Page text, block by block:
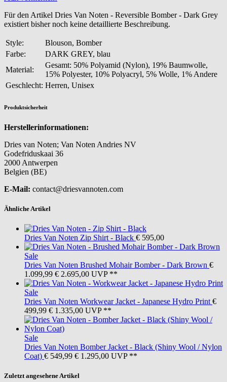
Für den Artikel Dries Van Noten - Reversible Bomber - Dark Grey
existiert bisher noch keine detaillierte Beschreibung.
Style:
Blouson, Bomber
Farbe:
DARK GREY, blau
Material:
Gesamt: 50% Polyamid (Nylon), 19% Baumwolle,
15% Polyester, 10% Polyacryl, 5% Wolle, 1% Andere
Geschlecht: Herren, Unisex
Produktsicherheit
Herstellerinformationen:
Dries van Noten; Van Noten Andries NV
Godefriduskaai 36
2000 Antwerpen
Belgien (BE)
E-Mail: contact@driesvannoten.com
Ähnliche Artikel
Dries Van Noten Zip Shirt - Black € 595,00
Sale
Dries Van Noten Brushed Mohair Bomber - Dark Brown €
1.099,99 € 2.695,00 UVP **
Sale
Dries Van Noten Workwear Jacket - Japanese Hydro Print €
499,99 € 1.335,00 UVP **
Sale
Dries Van Noten Bomber Jacket - Black (Shiny Wool / Nylon
Coat) € 549,99 € 1.295,00 UVP **
Zuletzt angesehene Artikel